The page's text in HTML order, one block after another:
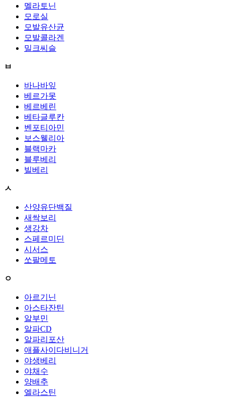
멜라토닌
모로실
모발유산균
모발콜라겐
밀크씨슬
ㅂ
바나바잎
베르가못
베르베린
베타글루칸
벤포티아민
보스웰리아
블랙마카
블루베리
빌베리
ㅅ
산양유단백질
새싹보리
생강차
스페르미딘
시서스
쏘팔메토
ㅇ
아르기닌
아스타잔틴
알부민
알파CD
알파리포산
애플사이다비니거
야생베리
야채수
양배추
엘라스틴